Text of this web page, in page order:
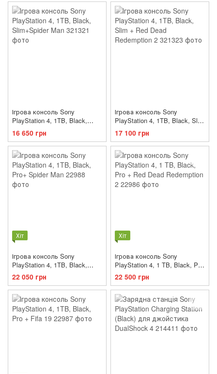
Ігрова консоль Sony
PlayStation 4, 1TB, Black,
Slim+Spider Man
16 650 грн
Ігрова консоль Sony
PlayStation 4, 1TB, Black, Slim
+ Red Dead Redemption 2
17 100 грн
Хіт
Ігрова консоль Sony
PlayStation 4, 1TB, Black,
Pro+ Spider Man
22 050 грн
Хіт
Ігрова консоль Sony
PlayStation 4, 1 TB, Black, Pro
+ Red Dead Redemption 2
22 500 грн